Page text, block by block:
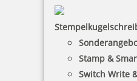
Stamp &
Switch Write